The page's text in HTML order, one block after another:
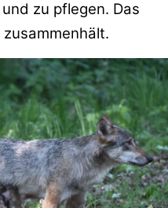
zu pflegen. Das